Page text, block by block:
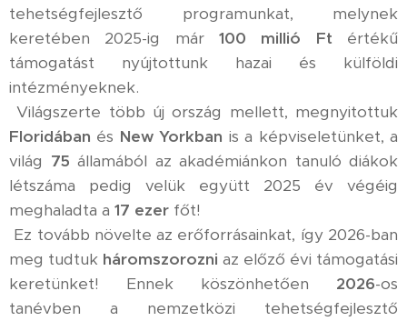
tehetségfejlesztő programunkat, melynek
keretében 2025-ig már100 millió Ft értékű
támogatást nyújtottunk hazai és külföldi
intézményeknek.
Világszerte több új ország mellett, megnyitottuk
Floridában és New Yorkban is a képviseletünket, a
világ 75 államából az akadémiánkon tanuló diákok
létszáma pedig velük együtt 2025 év végéig
meghaladta a 17 ezer főt!
Ez tovább növelte az erőforrásainkat, így 2026-ban
meg tudtuk háromszorozni az előző évi támogatási
keretünket! Ennek köszönhetően 2026-os
tanévben a nemzetközi tehetségfejlesztő